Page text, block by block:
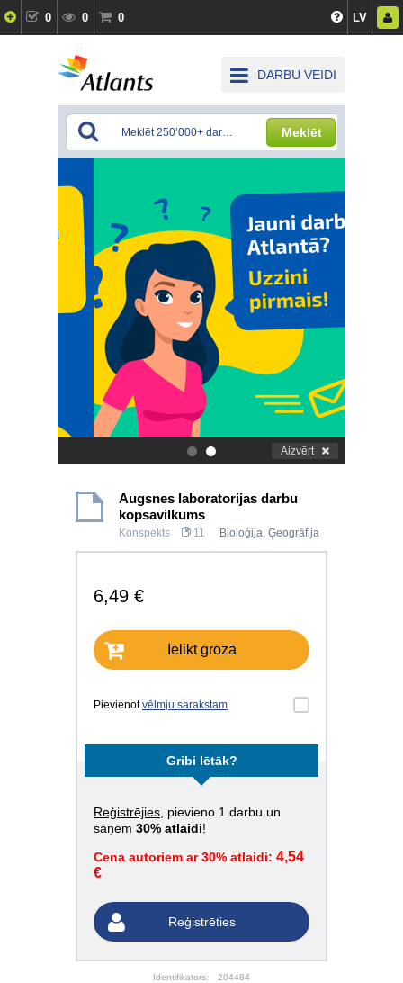
0 0 0 LV
DARBU VEIDI
Meklēt
. Aizvērt
Augsnes laboratorijas darbu
kopsavilkums
Konspekts 11 Bioloģija, Ģeogrāfija
6,49 €
Ielikt grozā
Pievienotvēlmju sarakstam
Gribi lētāk?
Reģistrējies , pievieno 1 darbu un
saņem 30% atlaidi!
Cena autoriem ar 30% atlaidi: 4,54
€
Reģistrēties
Identifikators: 204484